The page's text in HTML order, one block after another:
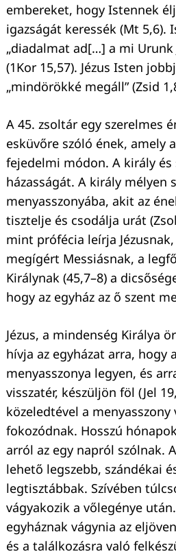
embereket, hogy Istennek
igazságát keressék (Mt 5,6).
„diadalmat ad[…] a mi Urunk
(1Kor 15,57). Jézus Isten
„mindörökké megáll” (Zsid
A 45. zsoltár egy szerelmes
esküvőre szóló ének, amely
fejedelmi módon. A király és
házasságát. A király mélyen
menyasszonyába, akit az
tisztelje és csodálja urát
mint prófécia leírja
megígért Messiásnak, a
Királynak (45,7–8) a
hogy az egyház az ő szent
Jézus, a mindenség Királya
hívja az egyházat arra, hogy
menyasszonya legyen, és
visszatér, készüljön föl (Jel
közeledtével a menyasszony
fokozódnak. Hosszú
arról az egy napról szólnak.
lehető legszebb, szándékai
legtisztábbak. Szívében
vágyakozik a vőlegénye
egyháznak vágynia az
és a találkozásra való
Keresés: